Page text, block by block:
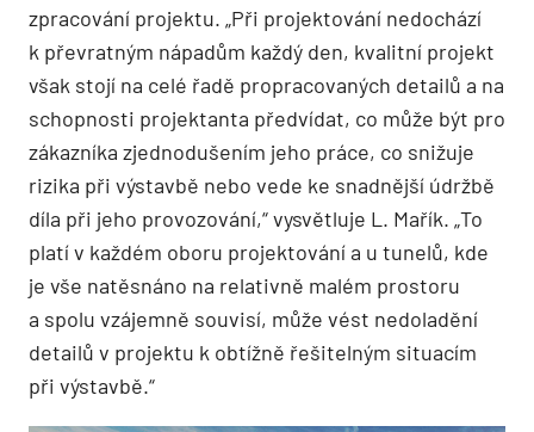
zpracování projektu. „Při projektování nedochází
k převratným nápadům každý den, kvalitní projekt
však stojí na celé řadě propracovaných detailů a na
schopnosti projektanta předvídat, co může být pro
zákazníka zjednodušením jeho práce, co snižuje
rizika při výstavbě nebo vede ke snadnější údržbě
díla při jeho provozování,“ vysvětluje L. Mařík. „To
platí v každém oboru projektování a u tunelů, kde
je vše natěsnáno na relativně malém prostoru
a spolu vzájemně souvisí, může vést nedoladění
detailů v projektu k obtížně řešitelným situacím
při výstavbě.“